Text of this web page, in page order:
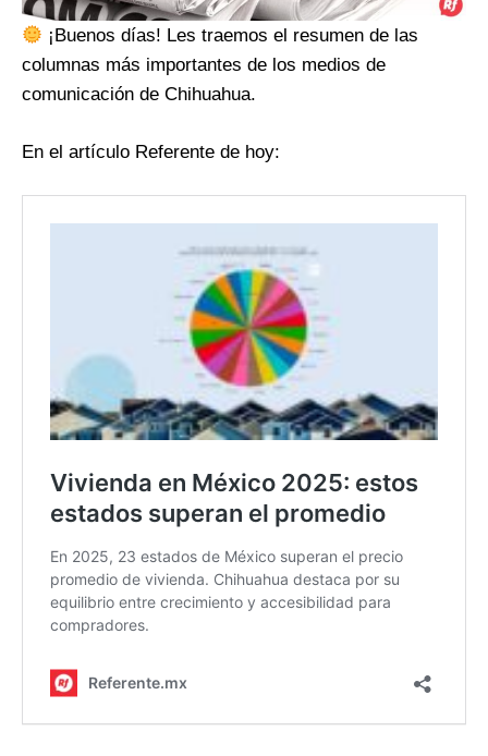
¡Buenos días! Les traemos el resumen de las
columnas más importantes de los medios de
comunicación de Chihuahua.
En el artículo Referente de hoy: